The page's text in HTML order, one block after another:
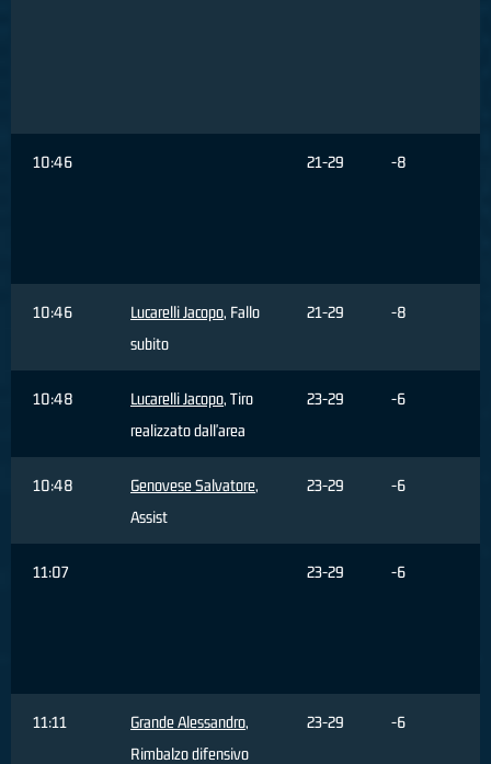
10:46 21-29 -8
10:46 Lucarelli Jacopo, Fallo
subito
21-29 -8
10:48 Lucarelli Jacopo, Tiro
realizzato dall'area
23-29 -6
10:48 Genovese Salvatore,
Assist
23-29 -6
11:07 23-29 -6
11:11 Grande Alessandro,
Rimbalzo difensivo
23-29 -6